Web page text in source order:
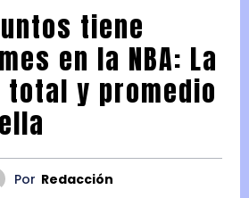
tiene
en la NBA: La
y promedio
Por Redacción